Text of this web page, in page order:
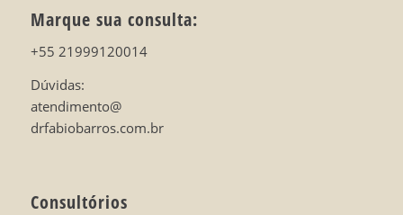
Marque sua consulta:
+55 21999120014
Dúvidas:
atendimento@
drfabiobarros.com.br
Consultórios